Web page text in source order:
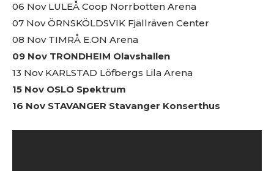
06 Nov LULEÅ Coop Norrbotten Arena
07 Nov ÖRNSKÖLDSVIK Fjällräven Center
08 Nov TIMRÅ E.ON Arena
09 Nov TRONDHEIM Olavshallen
13 Nov KARLSTAD Löfbergs Lila Arena
15 Nov OSLO Spektrum
16 Nov STAVANGER Stavanger Konserthus